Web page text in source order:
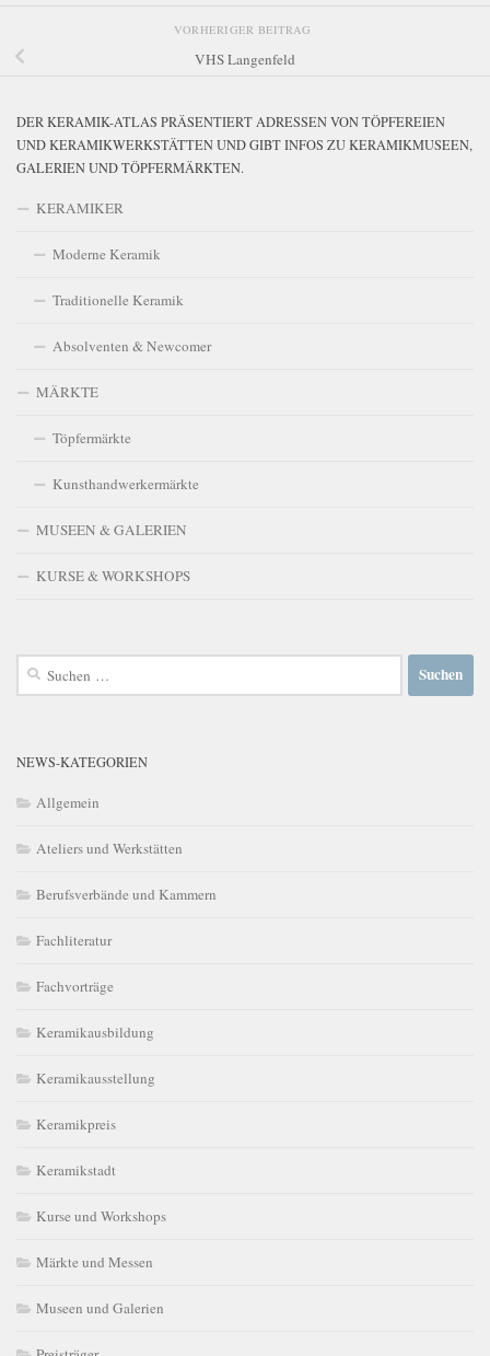
VORHERIGER BEITRAG
VHS Langenfeld
DER KERAMIK-ATLAS PRÄSENTIERT ADRESSEN VON TÖPFEREIEN
UND KERAMIKWERKSTÄTTEN UND GIBT INFOS ZU KERAMIKMUSEEN,
GALERIEN UND TÖPFERMÄRKTEN.
KERAMIKER
Moderne Keramik
Traditionelle Keramik
Absolventen & Newcomer
MÄRKTE
Töpfermärkte
Kunsthandwerkermärkte
MUSEEN & GALERIEN
KURSE & WORKSHOPS
Suchen
NEWS-KATEGORIEN
Allgemein
Ateliers und Werkstätten
Berufsverbände und Kammern
Fachliteratur
Fachvorträge
Keramikausbildung
Keramikausstellung
Keramikpreis
Keramikstadt
Kurse und Workshops
Märkte und Messen
Museen und Galerien